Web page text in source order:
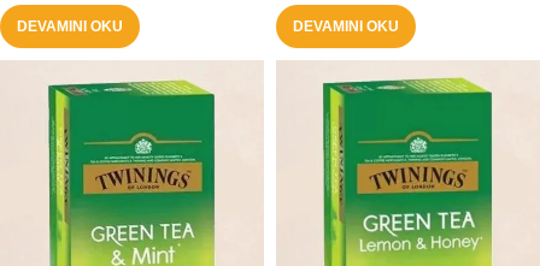
DEVAMINI OKU DEVAMINI OKU